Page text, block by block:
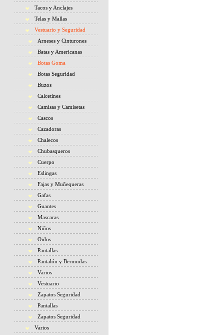
Tacos y Anclajes
Telas y Mallas
Vestuario y Seguridad
Arneses y Cinturones
Batas y Americanas
Botas Goma
Botas Seguridad
Buzos
Calcetines
Camisas y Camisetas
Cascos
Cazadoras
Chalecos
Chubasqueros
Cuerpo
Eslingas
Fajas y Muñequeras
Gafas
Guantes
Mascaras
Niños
Oidos
Pantallas
Pantalón y Bermudas
Varios
Vestuario
Zapatos Seguridad
Pantallas
Zapatos Seguridad
Varios